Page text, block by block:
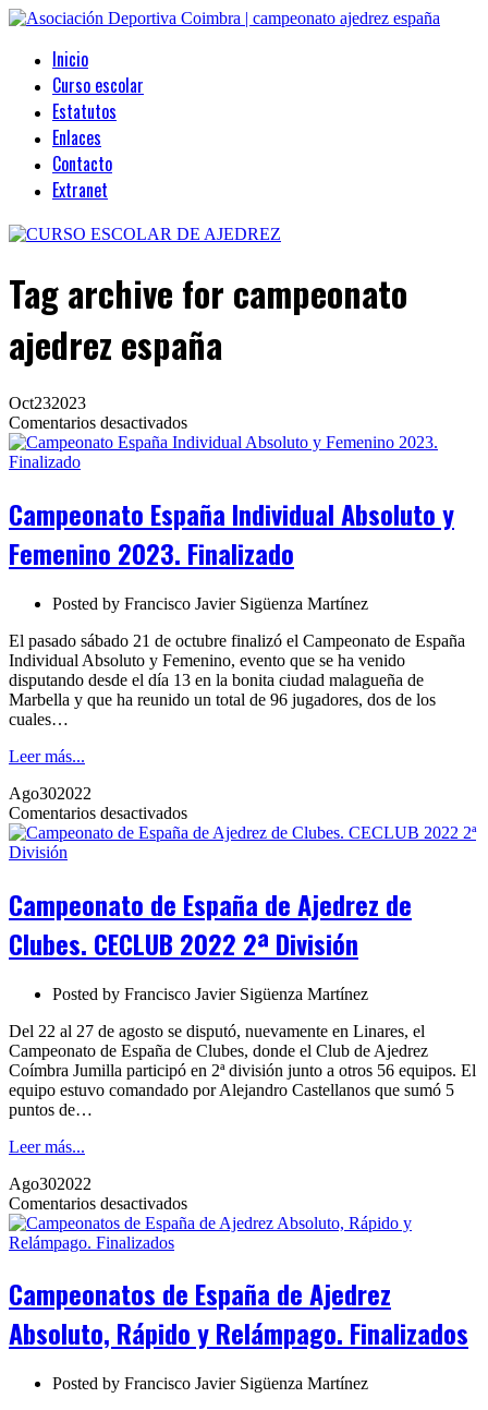
Inicio
Curso escolar
Estatutos
Enlaces
Contacto
Extranet
Tag archive for campeonato
ajedrez españa
Oct232023
Comentarios desactivadosen
Campeonato
y
2023.
Campeonato España Individual Absoluto y
Femenino 2023. Finalizado
Posted by Francisco Javier Sigüenza Martínez
El pasado sábado 21 de octubre finalizó el Campeonato de España
Individual Absoluto y Femenino, evento que se ha venido
disputando desde el día 13 en la bonita ciudad malagueña de
Marbella y que ha reunido un total de 96 jugadores, dos de los
cuales…
Leer más...
Ago302022
Comentarios desactivadosen
Campeonato
Ajedrez
Clubes.
2022
División
Campeonato de España de Ajedrez de
Clubes. CECLUB 2022 2ª División
Posted by Francisco Javier Sigüenza Martínez
Del 22 al 27 de agosto se disputó, nuevamente en Linares, el
Campeonato de España de Clubes, donde el Club de Ajedrez
Coímbra Jumilla participó en 2ª división junto a otros 56 equipos. El
equipo estuvo comandado por Alejandro Castellanos que sumó 5
puntos de…
Leer más...
Ago302022
Comentarios desactivadosen
Campeonatos
de
Ajedrez
Absoluto,
Rápido
Relámpago.
Finalizados
Campeonatos de España de Ajedrez
Absoluto, Rápido y Relámpago. Finalizados
Posted by Francisco Javier Sigüenza Martínez